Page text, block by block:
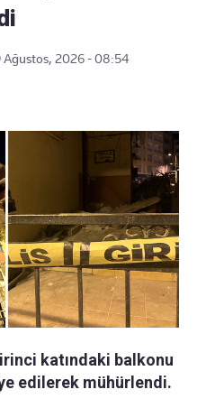
Ağustos, 2026 - 08:54
katındaki balkonu
edilerek mühürlendi.